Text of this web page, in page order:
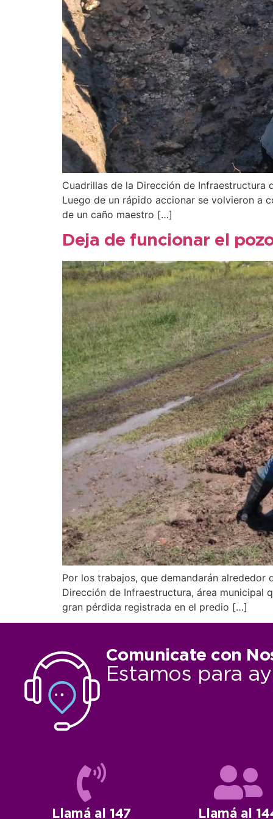
Cuadrillas de la Dirección de Infraestructura
Luego de un rápido accionar se volvieron a
de un caño maestro […]
Deja de funcionar el
Por los trabajos, que demandarán alrededor
Dirección de Infraestructura, área municipal
gran pérdida registrada en el predio […]
Comunicate con
Estamos para
Llamá al 147 Llamá al